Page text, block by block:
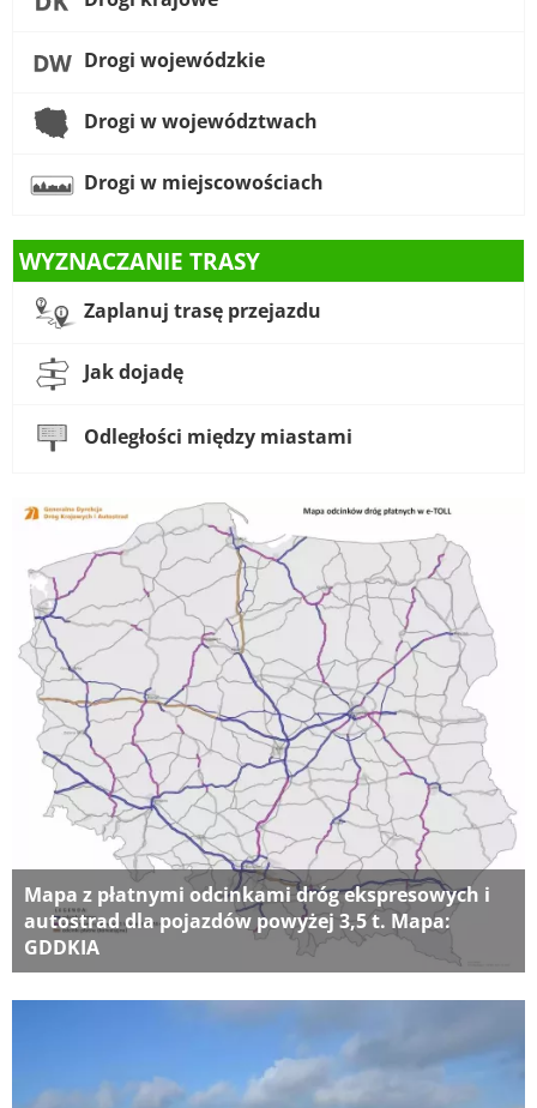
Drogi wojewódzkie
Drogi w województwach
Drogi w miejscowościach
WYZNACZANIE TRASY
Zaplanuj trasę przejazdu
Jak dojadę
Odległości między miastami
Mapa z płatnymi odcinkami dróg ekspresowych i
autostrad dla pojazdów powyżej 3,5 t. Mapa:
GDDKIA